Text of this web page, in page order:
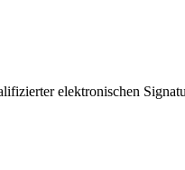
elektronischen